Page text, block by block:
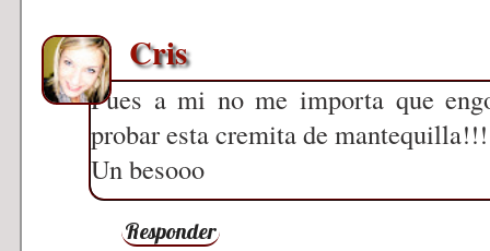
Cris
Pues a mi no me importa que
probar esta cremita de
Un besooo
Responder